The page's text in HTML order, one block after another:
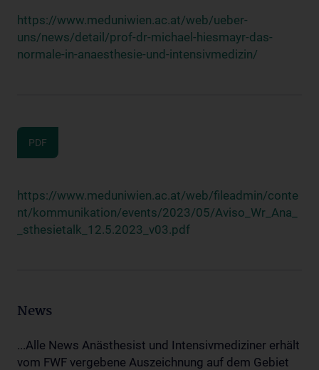
https://www.meduniwien.ac.at/web/ueber-
uns/news/detail/prof-dr-michael-hiesmayr-das-
normale-in-anaesthesie-und-intensivmedizin/
PDF
https://www.meduniwien.ac.at/web/fileadmin/conte
nt/kommunikation/events/2023/05/Aviso_Wr_Ana_
_sthesietalk_12.5.2023_v03.pdf
News
...Alle News Anästhesist und Intensivmediziner erhält
vom FWF vergebene Auszeichnung auf dem Gebiet